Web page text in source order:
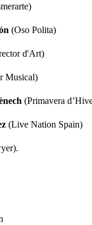
(Oso Polita)
d'Art)
Musical)
(Primavera
(Live Nation Spain)